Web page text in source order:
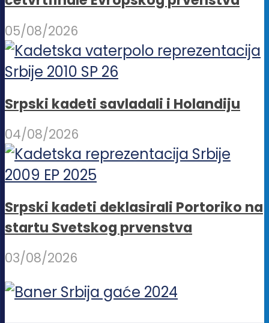
05/08/2026
Srpski kadeti savladali i Holandiju
04/08/2026
Srpski kadeti deklasirali Portoriko na
startu Svetskog prvenstva
03/08/2026